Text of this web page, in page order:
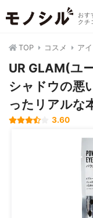
おす
クチ
TOP コスメ ア
UR GLAM(ユ
シャドウの悪
ったリアルな
3.60